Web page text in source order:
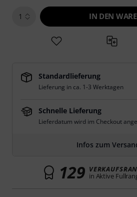
1 IN DEN
Standardlieferung
Lieferung in ca. 1-3 Werktagen
Schnelle Lieferung
Lieferdatum wird im Checkout
Infos zum
129 in Aktive